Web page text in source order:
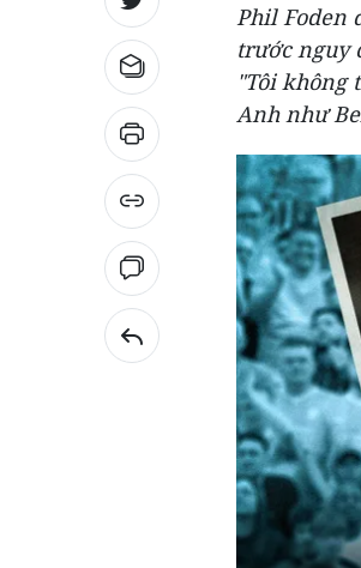
Phil Foden
trước nguy
"Tôi không
Anh như